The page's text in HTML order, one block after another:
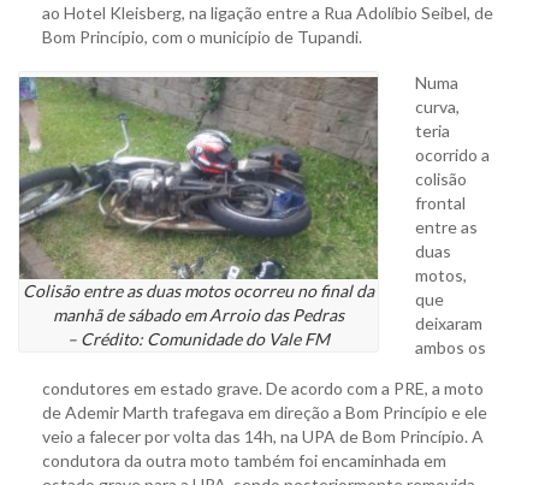
ao Hotel Kleisberg, na ligação entre a Rua Adolíbio Seibel, de
Bom Princípio, com o município de Tupandi.
Colisão entre as duas motos ocorreu no final da
manhã de sábado em Arroio das Pedras
– Crédito: Comunidade do Vale FM
Numa
curva,
teria
ocorrido a
colisão
frontal
entre as
duas
motos,
que
deixaram
ambos os
condutores em estado grave. De acordo com a PRE, a moto
de Ademir Marth trafegava em direção a Bom Princípio e ele
veio a falecer por volta das 14h, na UPA de Bom Princípio. A
condutora da outra moto também foi encaminhada em